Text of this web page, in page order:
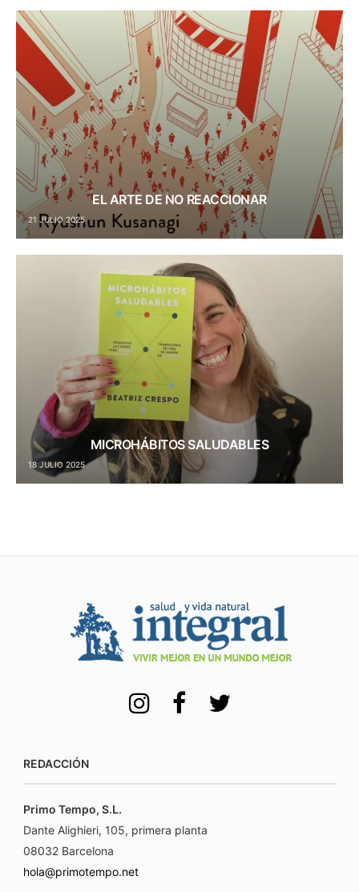
EL ARTE DE NO REACCIONAR
21 JULIO 2025
MICROHÁBITOS SALUDABLES
18 JULIO 2025
REDACCIÓN
Primo Tempo, S.L.
Dante Alighieri, 105, primera planta
08032 Barcelona
hola@primotempo.net